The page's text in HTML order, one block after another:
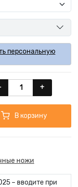
персональную
+
В корзину
ножи
– вводите при